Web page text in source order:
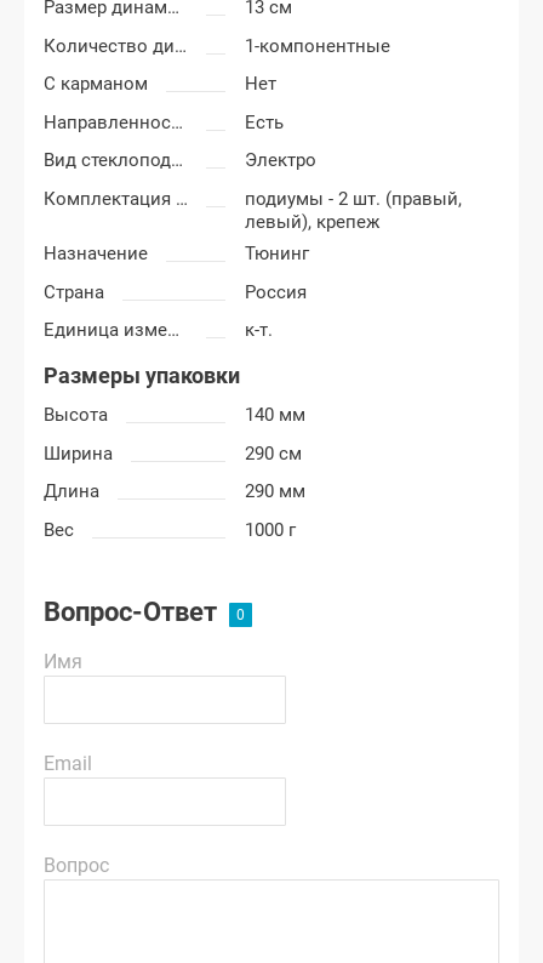
Размер динамиков
13 см
Количество динамиков
1-компонентные
С карманом
Нет
Направленность
Есть
Вид стеклоподъемников
Электро
Комплектация подиумов
подиумы - 2 шт. (правый,
левый), крепеж
Назначение
Тюнинг
Страна
Россия
Единица измерения
к-т.
Размеры упаковки
Высота
140 мм
Ширина
290 см
Длина
290 мм
Вес
1000 г
Вопрос-Ответ
Имя
Email
Вопрос